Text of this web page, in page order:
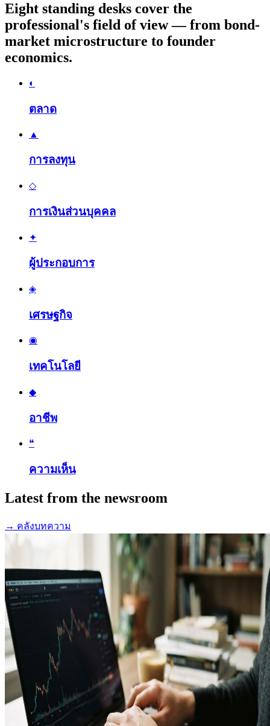
Eight standing desks cover the
professional's field of view — from bond-
market microstructure to founder
economics.
◐
ตลาด
▲
การลงทุน
◇
การเงินส่วนบุคคล
✦
ผู้ประกอบการ
◈
เศรษฐกิจ
◉
เทคโนโลยี
◆
อาชีพ
❝
ความเห็น
Latest from the newsroom
→ คลังบทความ